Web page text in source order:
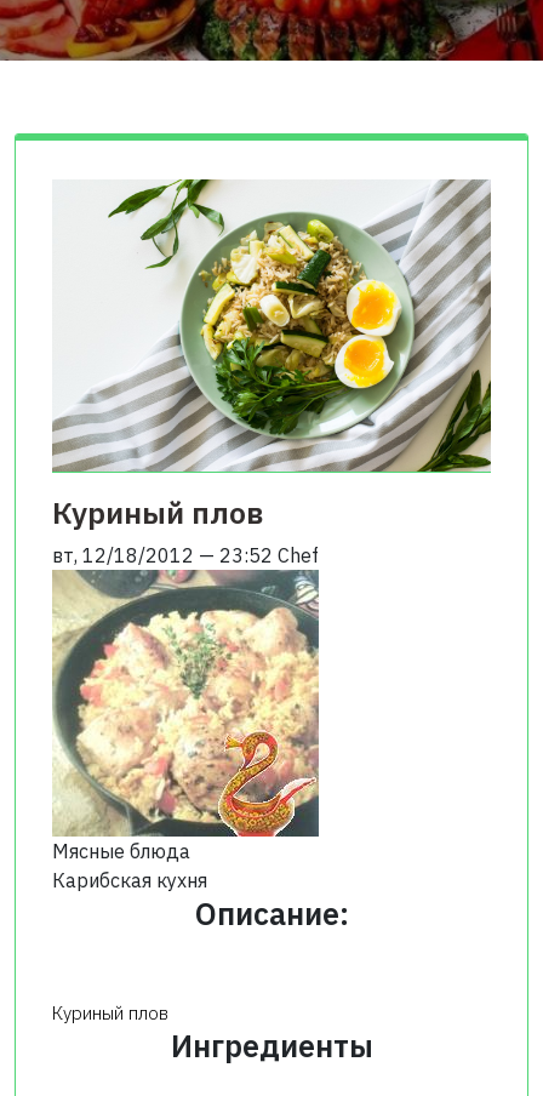
Куриный плов
вт, 12/18/2012 — 23:52 Chef
Мясные блюда
Карибская кухня
Описание:
Куриный плов
Ингредиенты